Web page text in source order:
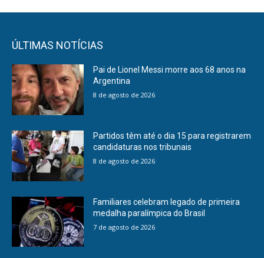
ÚLTIMAS NOTÍCIAS
Pai de Lionel Messi morre aos 68 anos na
Argentina
8 de agosto de 2026
Partidos têm até o dia 15 para registrarem
candidaturas nos tribunais
8 de agosto de 2026
Familiares celebram legado de primeira
medalha paralímpica do Brasil
7 de agosto de 2026